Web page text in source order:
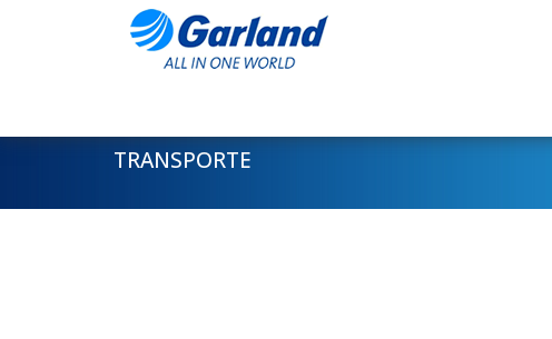
TRANSPORTE